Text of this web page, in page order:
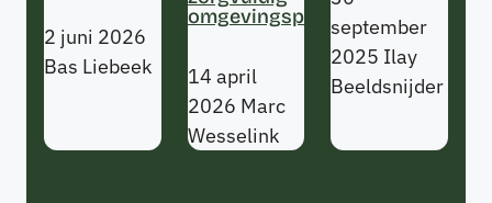
2 juni 2026
Bas Liebeek
omgevingsproces
14 april
2026 Marc
Wesselink
september
2025 Ilay
Beeldsnijder